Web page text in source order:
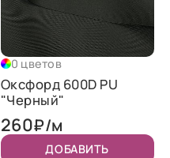
0 цветов
Оксфорд 600D PU
"Черный"
260₽/м
ДОБАВИТЬ